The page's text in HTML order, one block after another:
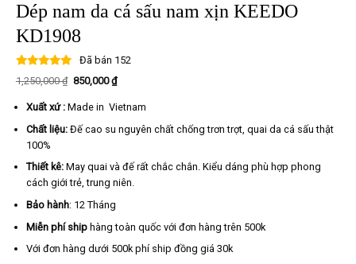
Dép nam da cá sấu nam xịn KEEDO
KD1908
Đã bán 152
1,250,000₫ Giá
1,250,000 ₫.
850,000₫Giá
hiện
là:
Xuất xứ :Made in Vietnam
Chất liệu:Đế cao su nguyên chất chống trơn trợt, quai da cá sấu thật
100%
Thiết kê:May quai và đế rất chắc chắn. Kiểu dáng phù hợp phong
cách giới trẻ, trung niên.
Bảo hành: 12 Tháng
Miễn phí shiphàng toàn quốc với đơn hàng trên 500k
Với đơn hàng dưới 500k phí ship đồng giá 30k